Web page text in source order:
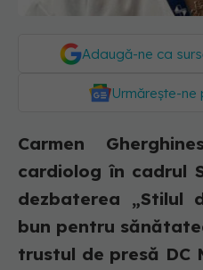
Adaugă-ne ca
Urmărește-
Carmen
cardiolog în cadrul
dezbaterea „Stilul
bun pentru
trustul de presă DC